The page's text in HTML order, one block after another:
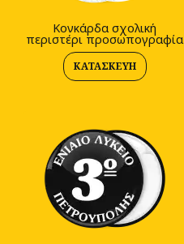
Κονκάρδα σχολική
περιστέρι προσωπογραφία
ΚΑΤΑΣΚΕΥΉ